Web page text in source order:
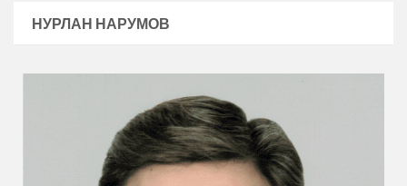
НУРЛАН НАРУМОВ